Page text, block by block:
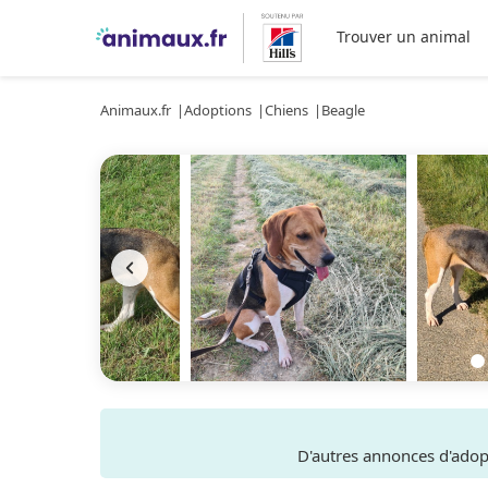
Trouver un animal
Animaux.fr Adoptions Chiens Beagle
D'autres annonces